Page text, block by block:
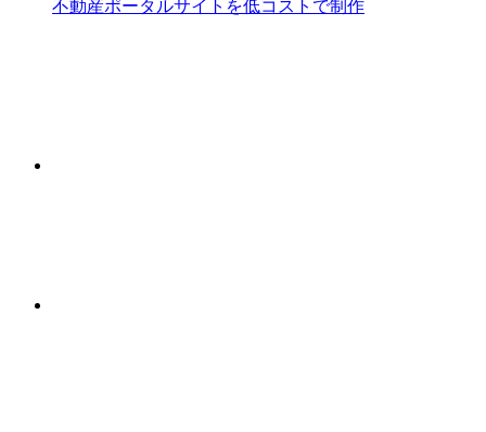
不動産ポータルサイトを低コストで制作